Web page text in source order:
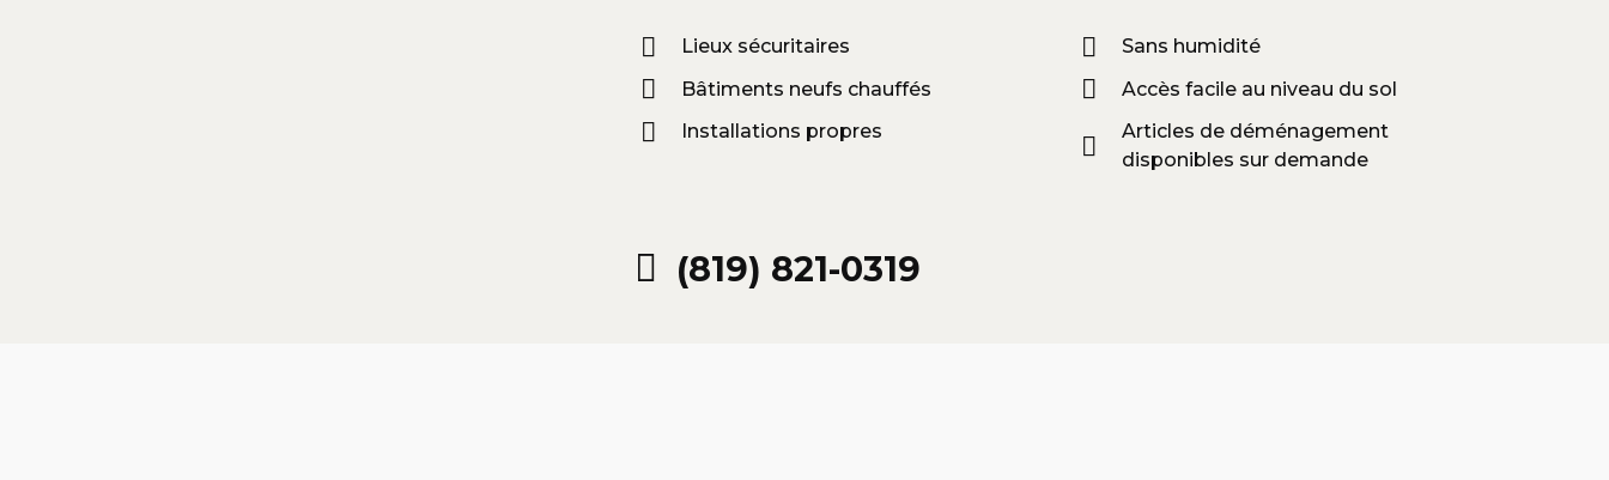
Lieux sécuritaires
Bâtiments neufs chauffés
Installations propres
Sans humidité
Accès facile au niveau du sol
Articles de déménagement
disponibles sur demande
(819) 821-0319